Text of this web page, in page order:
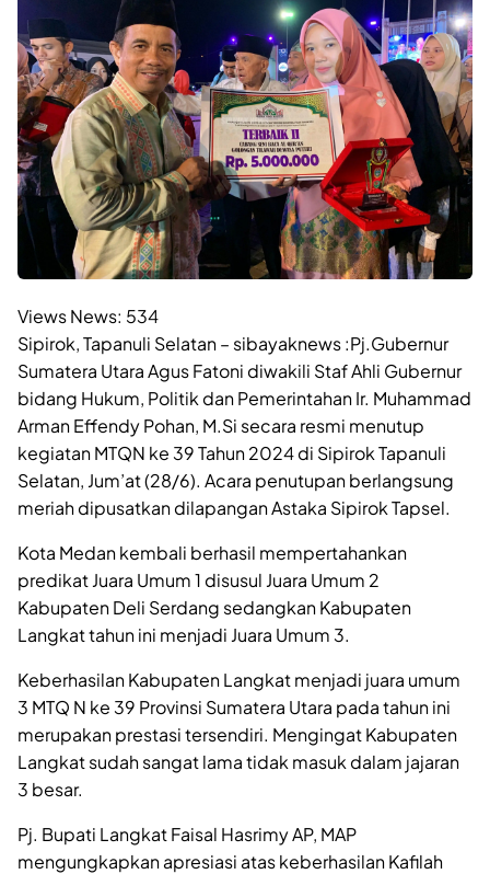
Views News: 534
Sipirok, Tapanuli Selatan – sibayaknews :Pj.Gubernur
Sumatera Utara Agus Fatoni diwakili Staf Ahli Gubernur
bidang Hukum, Politik dan Pemerintahan Ir. Muhammad
Arman Effendy Pohan, M.Si secara resmi menutup
kegiatan MTQN ke 39 Tahun 2024 di Sipirok Tapanuli
Selatan, Jum’at (28/6). Acara penutupan berlangsung
meriah dipusatkan dilapangan Astaka Sipirok Tapsel.
Kota Medan kembali berhasil mempertahankan
predikat Juara Umum 1 disusul Juara Umum 2
Kabupaten Deli Serdang sedangkan Kabupaten
Langkat tahun ini menjadi Juara Umum 3.
Keberhasilan Kabupaten Langkat menjadi juara umum
3 MTQ N ke 39 Provinsi Sumatera Utara pada tahun ini
merupakan prestasi tersendiri. Mengingat Kabupaten
Langkat sudah sangat lama tidak masuk dalam jajaran
3 besar.
Pj. Bupati Langkat Faisal Hasrimy AP, MAP
mengungkapkan apresiasi atas keberhasilan Kafilah